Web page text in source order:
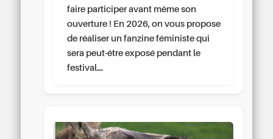
faire participer avant même son
ouverture ! En 2026, on vous propose
de réaliser un fanzine féministe qui
sera peut-être exposé pendant le
festival…